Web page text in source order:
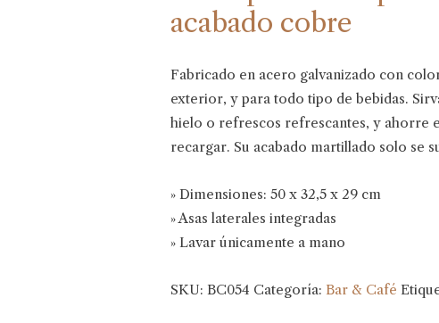
acabado cobre
Fabricado en acero galvanizado con
exterior, y para todo tipo de bebidas.
hielo o refrescos refrescantes, y ahorre
recargar. Su acabado martillado solo se
» Dimensiones: 50 x 32,5 x 29 cm
» Asas laterales integradas
» Lavar únicamente a mano
SKU: BC054 Categoría: Bar & Café